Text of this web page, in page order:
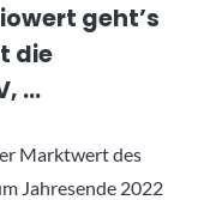
geht’s
die
…
Marktwert des
Jahresende 2022